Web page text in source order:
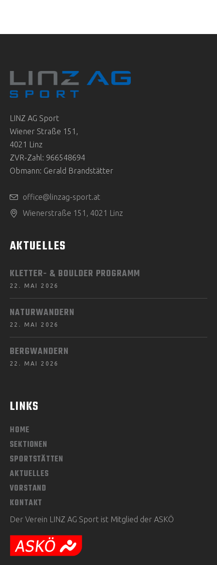
LINZ AG Sport
Wiener Straße 151,
4021 Linz
ZVR-Zahl: 966548694
Obmann: Gerald Brandstätter
office@linzag-sport.at
Wienerstraße 151, 4021 Linz
AKTUELLES
KLETTER- & BOULDER PROGRAMM
22. MAI 2026
NATURWANDERN
22. MAI 2026
BERGWANDERN
22. MAI 2026
LINKS
HOME
SEKTIONEN
SPORTSTÄTTEN
AKTUELLES
VORSTAND
KONTAKT
Der Verein LINZ AG Sport ist Mitglied der ASKÖ